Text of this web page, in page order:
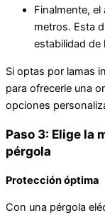
Finalmente,
metros. Esta
estabilidad de
Si optas por lamas
para ofrecerle una
opciones
Paso 3: Elige la
pérgola
Protección óptima
Con una pérgola